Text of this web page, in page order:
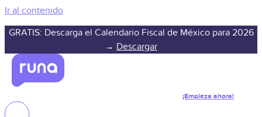
Ir al contenido
GRATIS: Descarga el Calendario Fiscal de México para 2026
→ Descargar
¡Empieza ahora!